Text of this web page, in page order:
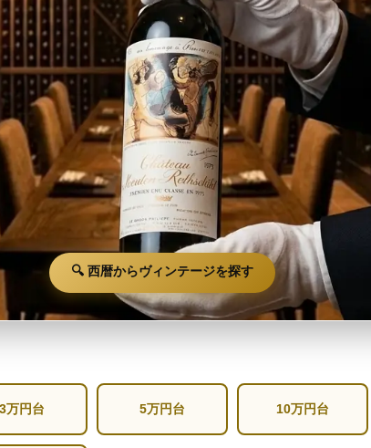
🔍 西暦からヴィンテージを探す
3万円台 5万円台 10万円台